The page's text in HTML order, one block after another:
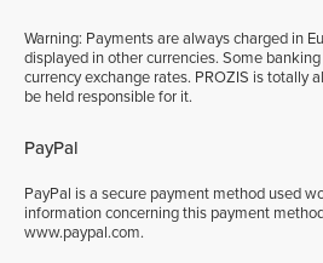
Warning: Payments are always charged in
displayed in other currencies. Some
currency exchange rates. PROZIS is totally
be held responsible for it.
PayPal
PayPal is a secure payment method used
information concerning this payment
www.paypal.com.